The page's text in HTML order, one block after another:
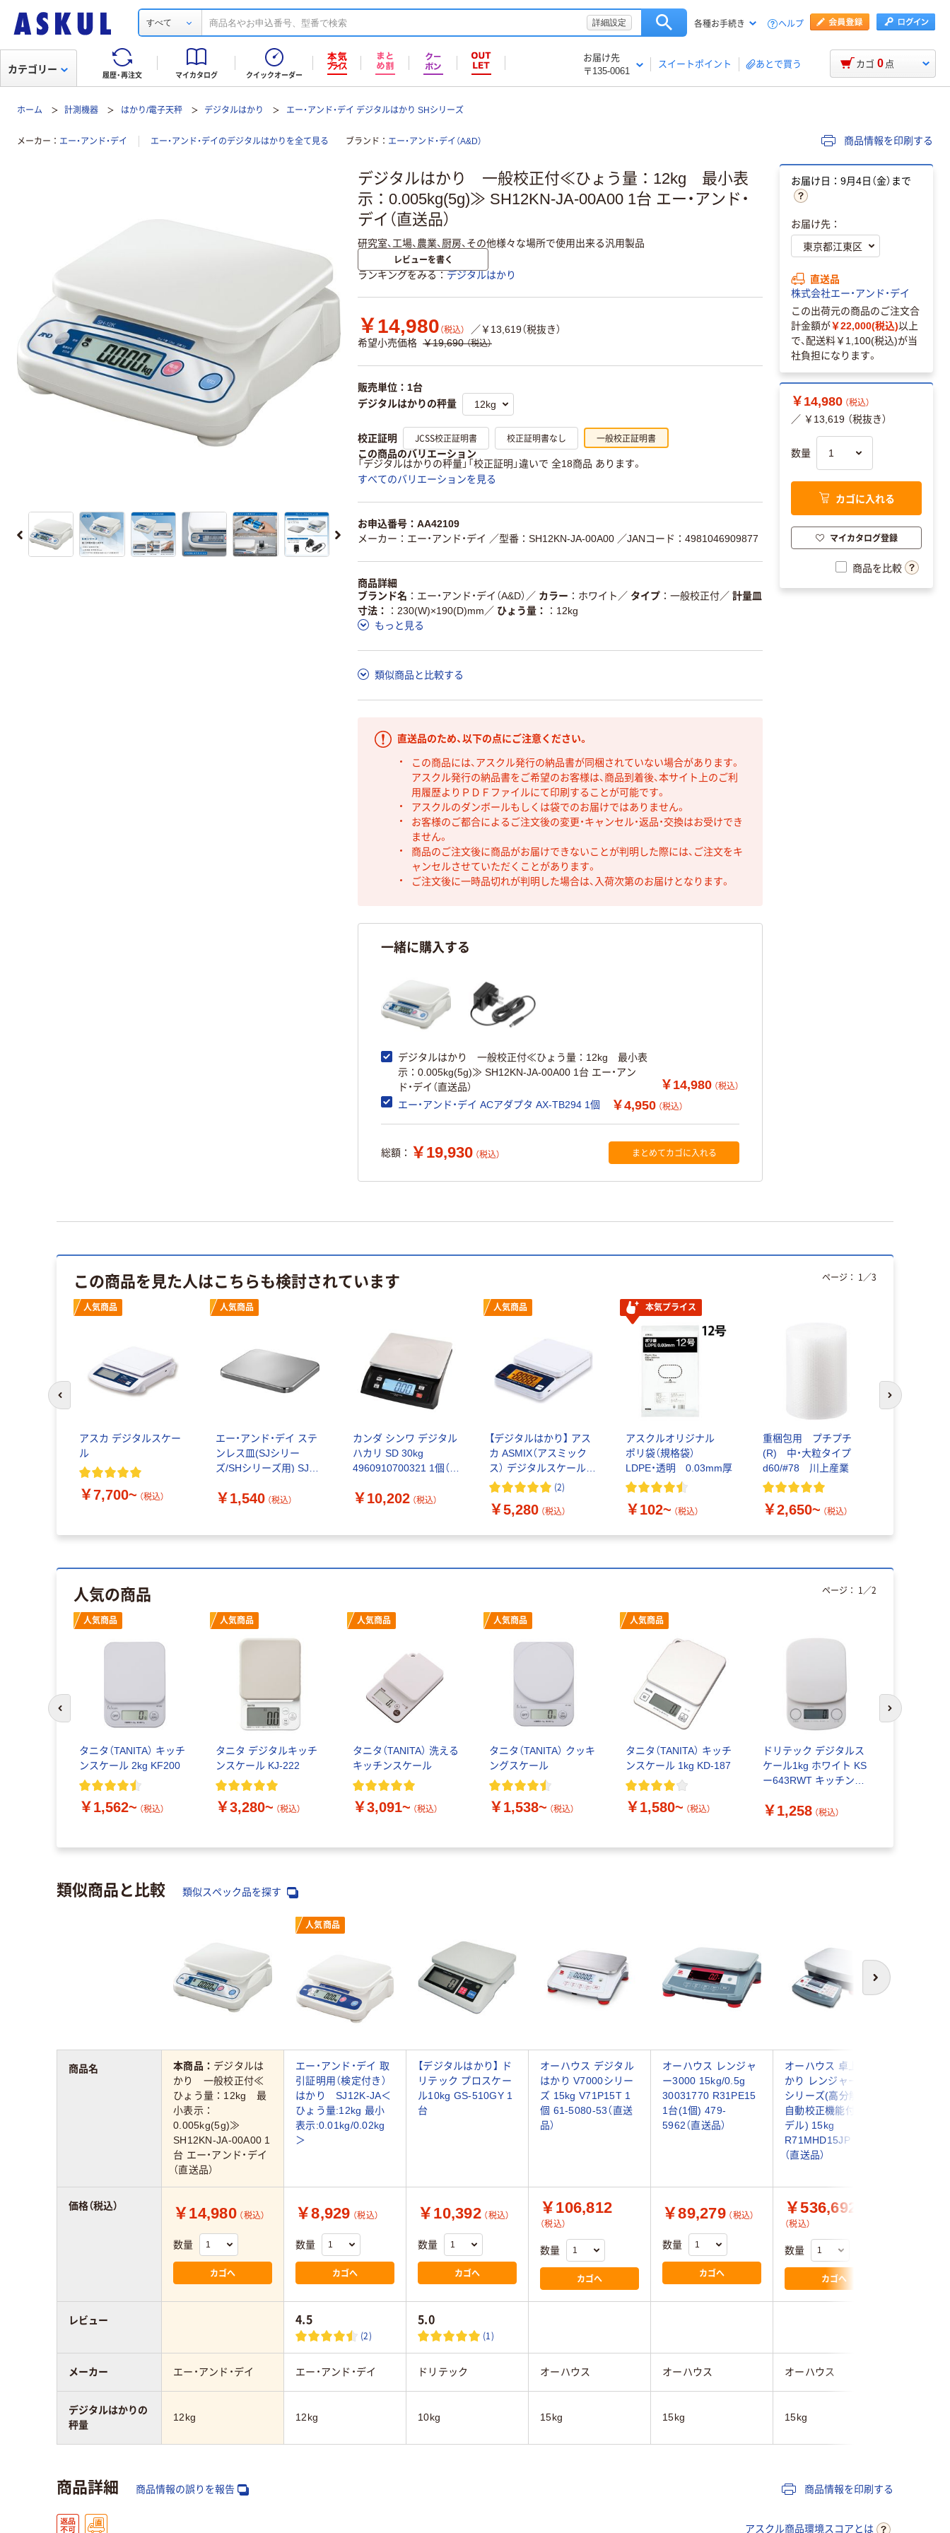
すべて 詳細設定 各種お手続き ヘルプ
履歴・再注文 マイカタログ クイックオーダー
お届け先
〒135-0061
スイートポイント あとで買う
カテゴリー カゴ 0 点
ホーム 計測機器 はかり/電子天秤 デジタルはかり エー・アンド・デイ デジタルはかり SHシリーズ
メーカー エー・アンド・デイ エー・アンド・デイのデジタルはかりを全て見る ブランド エー・アンド・デイ（A&D） 商品情報を印刷する
デジタルはかり 一般校正付≪ひょう量：12kg 最小表
示：0.005kg(5g)≫ SH12KN-JA-00A00 1台 エー・アンド・
デイ（直送品）
研究室、工場、農業、厨房、その他様々な場所で使用出来る汎用製品
レビューを書く
ランキングをみる デジタルはかり
￥14,980 （税込）
／￥13,619（税抜き）
希望小売価格 ￥19,690 （税込）
販売単位：1台
デジタルはかりの秤量
校正証明 JCSS校正証明書 校正証明書なし 一般校正証明書
この商品のバリエーション
「デジタルはかりの秤量」「校正証明」違いで 全18商品 あります。
すべてのバリエーションを見る
お申込番号：AA42109
メーカー：エー・アンド・デイ ／型番：SH12KN-JA-00A00 ／JANコード：4981046909877
商品詳細
ブランド名
エー・アンド・デイ（A&D） ／ カラー ホワイト ／ タイプ 一般校正付／ 計量皿
寸法：
230(W)×190(D)mm ／ ひょう量：
12kg
もっと見る
類似商品と比較する
直送品のため、以下の点にご注意ください。
この商品には、アスクル発行の納品書が同梱されていない場合があります。
アスクル発行の納品書をご希望のお客様は、商品到着後、本サイト上のご利
用履歴よりＰＤＦファイルにて印刷することが可能です。
アスクルのダンボールもしくは袋でのお届けではありません。
お客様のご都合によるご注文後の変更・キャンセル・返品・交換はお受けでき
ません。
商品のご注文後に商品がお届けできないことが判明した際には、ご注文をキ
ャンセルさせていただくことがあります。
ご注文後に一時品切れが判明した場合は、入荷次第のお届けとなります。
一緒に購入する
デジタルはかり 一般校正付≪ひょう量：12kg 最小表
示：0.005kg(5g)≫ SH12KN-JA-00A00 1台 エー・アン
ド・デイ（直送品）
￥14,980 （税込）
エー・アンド・デイ ACアダプタ AX-TB294 1個 ￥4,950 （税込）
総額： ￥19,930 （税込） まとめてカゴに入れる
お届け日：9月4日（金）まで
お届け先：
直送品
株式会社エー・アンド・デイ
この出荷元の商品のご注文合
計金額が￥22,000(税込)以上
で、配送料￥1,100(税込)が当
社負担になります。
￥14,980 （税込）
／ ￥13,619 （税抜き）
数量
カゴに入れる
マイカタログ登録
商品を比較
この商品を見た人はこちらも検討されています
人気商品
アスカ デジタルスケー
ル
￥7,700~ （税込）
人気商品
エー・アンド・デイ ステ
ンレス皿(SJシリー
ズ/SHシリーズ用) SJH-
￥1,540 （税込）
カンダ シンワ デジタル
ハカリ SD 30kg
4960910700321 1個（直
￥10,202 （税込）
人気商品
【デジタルはかり】 アス
カ ASMIX（アスミック
ス） デジタルスケール
USB DS3300U 1台
(2)
￥5,280 （税込）
本気プライス
アスクルオリジナル
ポリ袋（規格袋）
LDPE・透明 0.03mm厚
￥102~ （税込）
重梱包用 プチプチ
(R) 中・大粒タイプ
d60/#78 川上産業
￥2,650~ （税込）
ページ： 1 ／3
次のスライド
人気の商品
人気商品
タニタ（TANITA） キッチ
ンスケール 2kg KF200
￥1,562~ （税込）
人気商品
タニタ デジタルキッチ
ンスケール KJ-222
￥3,280~ （税込）
人気商品
タニタ（TANITA） 洗える
キッチンスケール
￥3,091~ （税込）
人気商品
タニタ（TANITA） クッキ
ングスケール
￥1,538~ （税込）
人気商品
タニタ（TANITA） キッチ
ンスケール 1kg KD-187
￥1,580~ （税込）
ドリテック デジタルス
ケール1kg ホワイト KS
ー643RWT キッチンス
￥1,258 （税込）
ページ： 1 ／2
前のスライドへ 次のスライド
類似商品と比較 類似スペック品を探す
次へ
人気商品
本商品： デジタルは
かり 一般校正付≪
ひょう量：12kg 最
小表示：
0.005kg(5g)≫
SH12KN-JA-00A00 1
台 エー・アンド・デイ
（直送品）
エー・アンド・デイ 取
引証明用（検定付き）
はかり SJ12K-JA＜
ひょう量:12kg 最小
表示:0.01kg/0.02kg
＞
【デジタルはかり】 ド
リテック プロスケー
ル10kg GS-510GY 1
台
オーハウス デジタル
はかり V7000シリー
ズ 15kg V71P15T 1
個 61-5080-53（直送
品）
オーハウス レンジャ
ー3000 15kg/0.5g
30031770 R31PE15
1台(1個) 479-
5962（直送品）
オーハウス 卓上型は
かり レンジャー7000
シリーズ(高分解能&
自動校正機能付きモ
デル) 15kg
R71MHD15JP 1個
（直送品）
￥14,980 （税込）
数量
カゴへ
￥8,929 （税込）
数量
カゴへ
￥10,392 （税込）
数量
カゴへ
￥106,812
（税込）
数量
カゴへ
￥89,279 （税込）
数量
カゴへ
￥536,692
（税込）
数量
カゴへ
4.5
(2)
5.0
(1)
エー・アンド・デイ エー・アンド・デイ ドリテック オーハウス オーハウス オーハウス
12kg 12kg 10kg 15kg 15kg 15kg
商品名
価格（税込）
レビュー
メーカー
デジタルはかりの
秤量
商品詳細 商品情報の誤りを報告 商品情報を印刷する
アスクル商品環境スコアとは